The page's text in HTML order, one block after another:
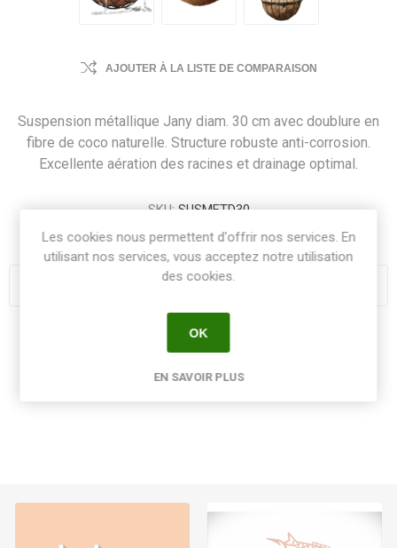
AJOUTER À LA LISTE DE COMPARAISON
Suspension métallique Jany diam. 30 cm avec doublure en
fibre de coco naturelle. Structure robuste anti-corrosion.
Excellente aération des racines et drainage optimal.
SKU: SUSMETD30
3438610121360
Share:
Les cookies nous permettent d'offrir nos services. En
utilisant nos services, vous acceptez notre utilisation
des cookies.
OK
EN SAVOIR PLUS